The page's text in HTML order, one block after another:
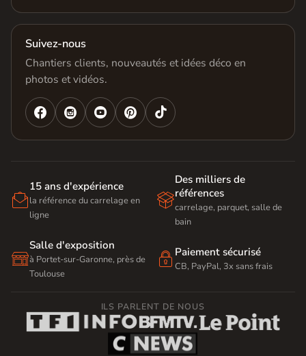
Suivez-nous
Chantiers clients, nouveautés et idées déco en
photos et vidéos.
   

15 ans d'expérience
la référence du carrelage en
ligne

Des milliers de
références
carrelage, parquet, salle de
bain

Salle d'exposition
à Portet-sur-Garonne, près de
Toulouse
 Paiement sécurisé
CB, PayPal, 3x sans frais
ILS PARLENT DE NOUS